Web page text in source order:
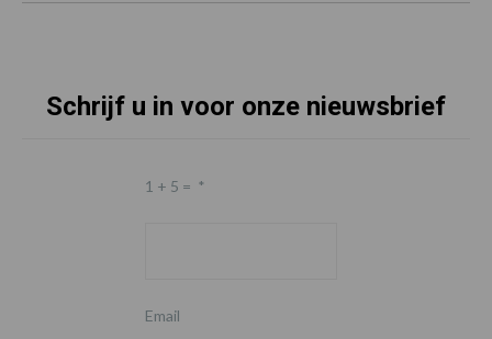
Schrijf u in voor onze nieuwsbrief
1 + 5 = *
Email